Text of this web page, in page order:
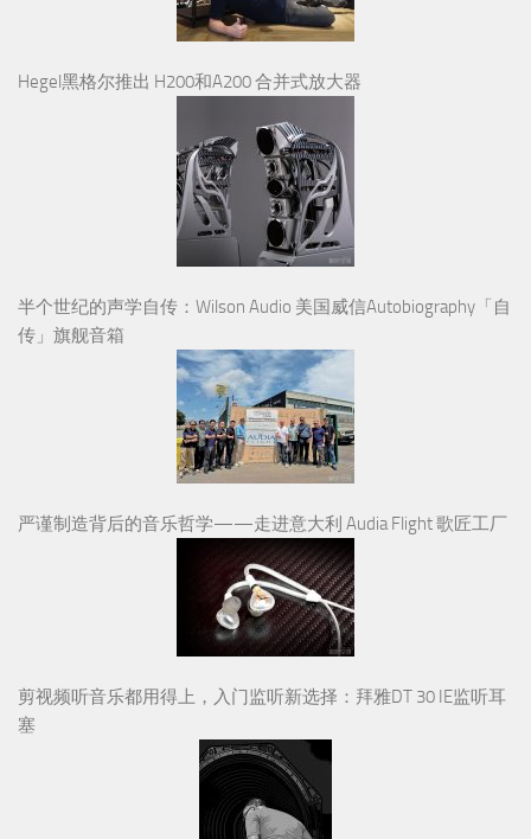
Hegel黑格尔推出 H200和A200 合并式放大器
半个世纪的声学自传：Wilson Audio 美国威信Autobiography「自
传」旗舰音箱
严谨制造背后的音乐哲学——走进意大利 Audia Flight 歌匠工厂
剪视频听音乐都用得上，入门监听新选择：拜雅DT 30 IE监听耳
塞